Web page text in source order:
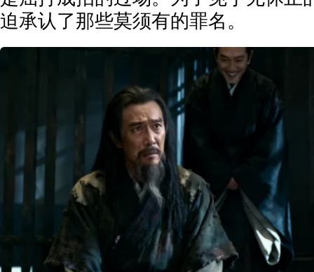
迫承认了那些莫须有的罪名。